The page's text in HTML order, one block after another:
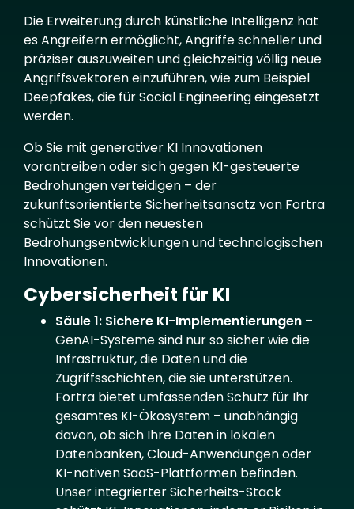
Die Erweiterung durch künstliche Intelligenz hat
es Angreifern ermöglicht, Angriffe schneller und
präziser auszuweiten und gleichzeitig völlig neue
Angriffsvektoren einzuführen, wie zum Beispiel
Deepfakes, die für Social Engineering eingesetzt
werden.
Ob Sie mit generativer KI Innovationen
vorantreiben oder sich gegen KI-gesteuerte
Bedrohungen verteidigen – der
zukunftsorientierte Sicherheitsansatz von Fortra
schützt Sie vor den neuesten
Bedrohungsentwicklungen und technologischen
Innovationen.
Cybersicherheit für KI
Säule 1: Sichere KI-Implementierungen –
GenAI-Systeme sind nur so sicher wie die
Infrastruktur, die Daten und die
Zugriffsschichten, die sie unterstützen.
Fortra bietet umfassenden Schutz für Ihr
gesamtes KI-Ökosystem – unabhängig
davon, ob sich Ihre Daten in lokalen
Datenbanken, Cloud-Anwendungen oder
KI-nativen SaaS-Plattformen befinden.
Unser integrierter Sicherheits-Stack